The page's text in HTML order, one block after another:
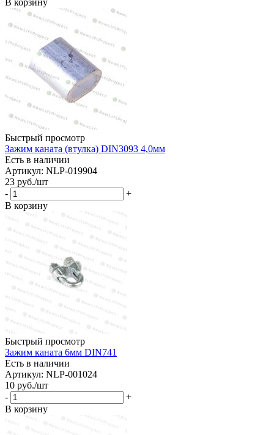
Быстрый просмотр
Зажим каната (втулка) DIN3093 4,0мм
Есть в наличии
Артикул: NLP-019904
23 руб./шт
-
+
В корзину
Быстрый просмотр
Зажим каната 6мм DIN741
Есть в наличии
Артикул: NLP-001024
10 руб./шт
-
+
В корзину